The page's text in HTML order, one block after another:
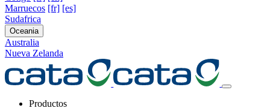
Marruecos [fr] [es]
Sudafrica
Oceania
Australia
Nueva Zelanda
Productos